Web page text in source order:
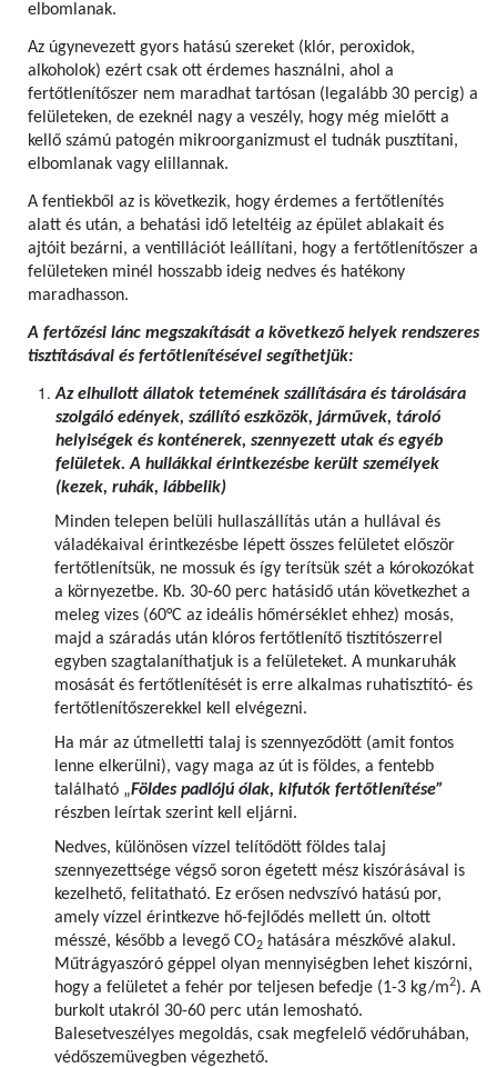
elbomlanak.
Az úgynevezett gyors hatású szereket (klór, peroxidok,
alkoholok) ezért csak ott érdemes használni, ahol a
fertőtlenítőszer nem maradhat tartósan (legalább 30 percig) a
felületeken, de ezeknél nagy a veszély, hogy még mielőtt a
kellő számú patogén mikroorganizmust el tudnák pusztítani,
elbomlanak vagy elillannak.
A fentiekből az is következik, hogy érdemes a fertőtlenítés
alatt és után, a behatási idő leteltéig az épület ablakait és
ajtóit bezárni, a ventillációt leállítani, hogy a fertőtlenítőszer a
felületeken minél hosszabb ideig nedves és hatékony
maradhasson.
A fertőzési lánc megszakítását a következő helyek rendszeres
tisztításával és fertőtlenítésével segíthetjük:
Az elhullott állatok tetemének szállítására és tárolására
szolgáló edények, szállító eszközök, járművek, tároló
helyiségek és konténerek, szennyezett utak és egyéb
felületek. A hullákkal érintkezésbe került személyek
(kezek, ruhák, lábbelik)
Minden telepen belüli hullaszállítás után a hullával és
váladékaival érintkezésbe lépett összes felületet először
fertőtlenítsük, ne mossuk és így terítsük szét a kórokozókat
a környezetbe. Kb. 30-60 perc hatásidő után következhet a
meleg vizes (60°C az ideális hőmérséklet ehhez) mosás,
majd a száradás után klóros fertőtlenítő tisztítószerrel
egyben szagtalaníthatjuk is a felületeket. A munkaruhák
mosását és fertőtlenítését is erre alkalmas ruhatisztító- és
fertőtlenítőszerekkel kell elvégezni.
Ha már az útmelletti talaj is szennyeződött (amit fontos
lenne elkerülni), vagy maga az út is földes, a fentebb
található „Földes padlójú ólak, kifutók fertőtlenítése”
részben leírtak szerint kell eljárni.
Nedves, különösen vízzel telítődött földes talaj
szennyezettsége végső soron égetett mész kiszórásával is
kezelhető, felitatható. Ez erősen nedvszívó hatású por,
amely vízzel érintkezve hő-fejlődés mellett ún. oltott
mésszé, később a levegő CO2 hatására mészkővé alakul.
Műtrágyaszóró géppel olyan mennyiségben lehet kiszórni,
hogy a felületet a fehér por teljesen befedje (1-3 kg/m2). A
burkolt utakról 30-60 perc után lemosható.
Balesetveszélyes megoldás, csak megfelelő védőruhában,
védőszemüvegben végezhető.